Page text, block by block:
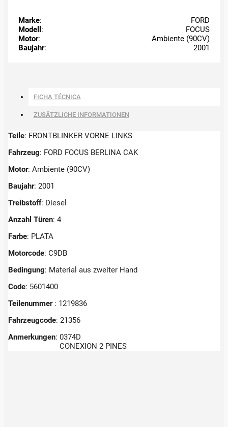
Marke:
FORD
Modell :
FOCUS
Motor:
Ambiente (90CV)
Baujahr: 2001
FICHA TÉCNICA
ZUSÄTZLICHE INFORMATIONEN
Teile: FRONTBLINKER VORNE LINKS
Fahrzeug: FORD FOCUS BERLINA CAK
Motor: Ambiente (90CV)
Baujahr: 2001
Treibstoff: Diesel
Anzahl Türen: 4
Farbe: PLATA
Motorcode: C9DB
Bedingung: Material aus zweiter Hand
Code: 5601400
Teilenummer : 1219836
Fahrzeugcode: 21356
Anmerkungen: 0374D
CONEXION 2 PINES